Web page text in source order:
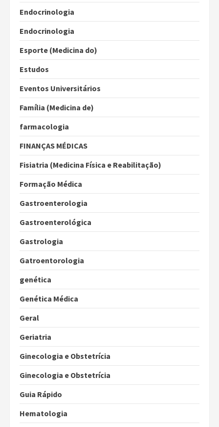
Endocrinologia
Endocrinologia
Esporte (Medicina do)
Estudos
Eventos Universitários
Família (Medicina de)
farmacologia
FINANÇAS MÉDICAS
Fisiatria (Medicina Física e Reabilitação)
Formação Médica
Gastroenterologia
Gastroenterológica
Gastrologia
Gatroentorologia
genética
Genética Médica
Geral
Geriatria
Ginecologia e Obstetrícia
Ginecologia e Obstetrícia
Guia Rápido
Hematologia